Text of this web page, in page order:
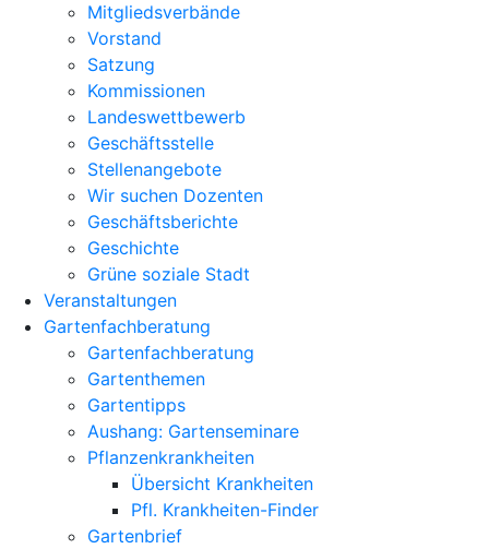
Mitgliedsverbände
Vorstand
Satzung
Kommissionen
Landeswettbewerb
Geschäftsstelle
Stellenangebote
Wir suchen Dozenten
Geschäftsberichte
Geschichte
Grüne soziale Stadt
Veranstaltungen
Gartenfachberatung
Gartenfachberatung
Gartenthemen
Gartentipps
Aushang: Gartenseminare
Pflanzenkrankheiten
Übersicht Krankheiten
Pfl. Krankheiten-Finder
Gartenbrief